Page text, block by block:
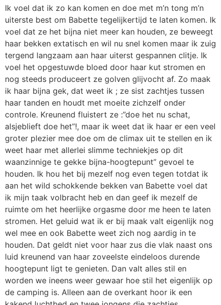
Ik voel dat ik zo kan komen en doe met m’n tong m’n
uiterste best om Babette tegelijkertijd te laten komen. Ik
voel dat ze het bijna niet meer kan houden, ze beweegt
haar bekken extatisch en wil nu snel komen maar ik zuig
tergend langzaam aan haar uiterst gespannen clitje. Ik
voel het opgestuwde bloed door haar kut stromen en
nog steeds produceert ze golven glijvocht af. Zo maak
ik haar bijna gek, dat weet ik ; ze sist zachtjes tussen
haar tanden en houdt met moeite zichzelf onder
controle. Kreunend fluistert ze :”doe het nu schat,
alsjeblieft doe het”!, maar ik weet dat ik haar er een veel
groter plezier mee doe om de climax uit te stellen en ik
weet haar met allerlei slimme techniekjes op dit
waanzinnige te gekke bijna-hoogtepunt” gevoel te
houden. Ik hou het bij mezelf nog even tegen totdat ik
aan het wild schokkende bekken van Babette voel dat
ik mijn taak volbracht heb en dan geef ik mezelf de
ruimte om het heerlijke orgasme door me heen te laten
stromen. Het geluid wat ik er bij maak valt eigenlijk nog
wel mee en ook Babette weet zich nog aardig in te
houden. Dat geldt niet voor haar zus die vlak naast ons
luid kreunend van haar zoveelste eindeloos durende
hoogtepunt ligt te genieten. Dan valt alles stil en
worden we ineens weer gewaar hoe stil het eigenlijk op
de camping is. Alleen aan de overkant hoor ik een